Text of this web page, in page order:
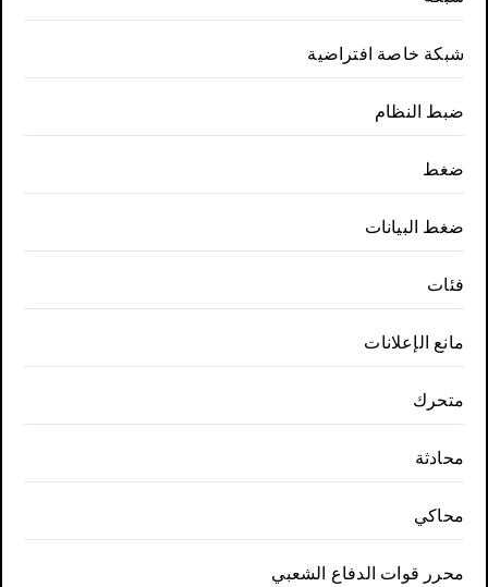
شبكة خاصة افتراضية
ضبط النظام
ضغط
ضغط البيانات
فئات
مانع الإعلانات
متحرك
محادثة
محاكي
محرر قوات الدفاع الشعبي